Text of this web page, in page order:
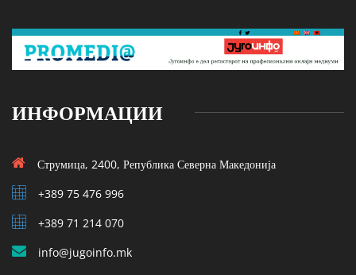
ИНФОРМАЦИИ
Струмица, 2400, Република Северна Македонија
+389 75 476 996
+389 71 214 070
info@jugoinfo.mk